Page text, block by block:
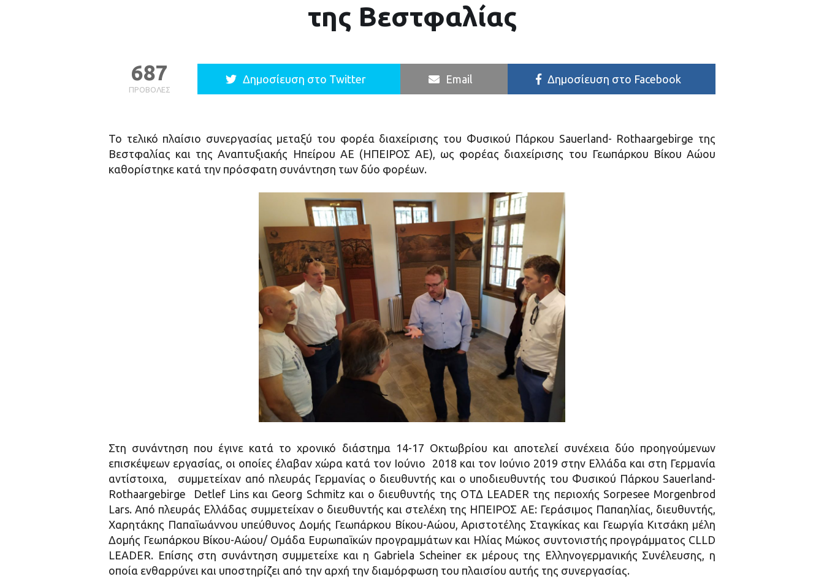
της Βεστφαλίας
ΠΡΟΒΟΛΈΣ
687 Δημοσίευση στο Twitter Email Δημοσίευση στο Facebook
Το τελικό πλαίσιο συνεργασίας μεταξύ του φορέα διαχείρισης του Φυσικού Πάρκου Sauerland- Rothaargebirge της
Βεστφαλίας και της Αναπτυξιακής Ηπείρου ΑΕ (ΗΠΕΙΡΟΣ ΑΕ), ως φορέας διαχείρισης του Γεωπάρκου Βίκου Αώου
καθορίστηκε κατά την πρόσφατη συνάντηση των δύο φορέων.
Στη συνάντηση που έγινε κατά το χρονικό διάστημα 14-17 Οκτωβρίου και αποτελεί συνέχεια δύο προηγούμενων
επισκέψεων εργασίας, οι οποίες έλαβαν χώρα κατά τον Ιούνιο 2018 και τον Ιούνιο 2019 στην Ελλάδα και στη Γερμανία
αντίστοιχα, συμμετείχαν από πλευράς Γερμανίας ο διευθυντής και ο υποδιευθυντής του Φυσικού Πάρκου Sauerland-
Rothaargebirge Detlef Lins και Georg Schmitz και ο διευθυντής της ΟΤΔ LEADER της περιοχής Sorpesee Morgenbrod
Lars. Από πλευράς Ελλάδας συμμετείχαν ο διευθυντής και στελέχη της ΗΠΕΙΡΟΣ ΑΕ: Γεράσιμος Παπαηλίας, διευθυντής,
Χαρητάκης Παπαϊωάννου υπεύθυνος Δομής Γεωπάρκου Βίκου-Αώου, Αριστοτέλης Σταγκίκας και Γεωργία Κιτσάκη μέλη
Δομής Γεωπάρκου Βίκου-Αώου/ Ομάδα Ευρωπαϊκών προγραμμάτων και Ηλίας Μώκος συντονιστής προγράμματος CLLD
LEADER. Επίσης στη συνάντηση συμμετείχε και η Gabriela Scheiner εκ μέρους της Ελληνογερμανικής Συνέλευσης, η
οποία ενθαρρύνει και υποστηρίζει από την αρχή την διαμόρφωση του πλαισίου αυτής της συνεργασίας.